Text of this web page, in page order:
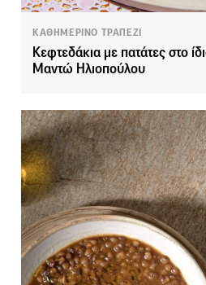
ΚΑΘΗΜΕΡΙΝΟ ΤΡΑΠΕΖΙ
Κεφτεδάκια με πατάτες στο
Μαντώ Ηλιοπούλου